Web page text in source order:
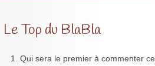
Le Top du BlaBla
Qui sera le premier à commenter ce